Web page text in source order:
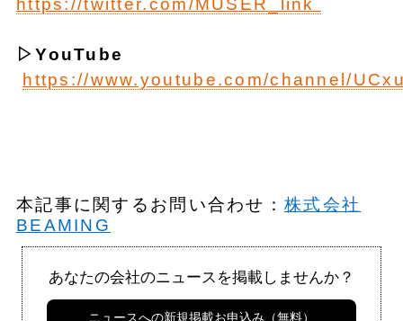
https://twitter.com/MUSER_link
▷YouTube
https://www.youtube.com/channel/
本記事に関するお問い合わせ：株式会社
BEAMING
あなたの会社のニュースを掲載しませんか？
ニュースへの新規掲載お申込み（無料）